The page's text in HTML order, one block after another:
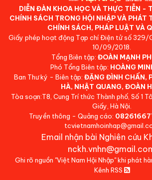
DIỄN ĐÀN KHOA HỌC VÀ THỰC TIỄN -
CHÍNH SÁCH TRONG HỘI NHẬP VÀ PHÁT
CHÍNH SÁCH, PHÁP LUẬT VÀ
Giấy phép hoạt động Tạp chí Điện tử số 329/
10/09/2018.
Tổng Biên tập: ĐOÀN MẠNH
Phó Tổng Biên tập: HOÀNG
Ban Thư ký - Biên tập: ĐẶNG ĐÌNH CHẤN,
HÀ, NHẬT QUANG, ĐOÀN
Tòa soạn:T8, Cung Trí thức Thành phố, Số 1
Giấy, Hà Nội.
Truyền thông - Quảng cáo:
Email nhận bài Nghiên cứu
Ghi rõ nguồn "Việt Nam Hội Nhập" khi phát
Kênh RSS